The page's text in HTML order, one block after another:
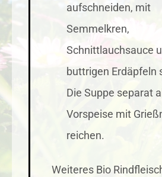
aufschneiden, mit
Semmelkren,
Schnittlauchsauce
buttrigen Erdäpfeln
Die Suppe separat
Vorspeise mit
reichen.
Weiteres Bio